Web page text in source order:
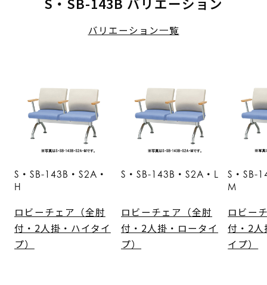
バリエーション一覧
S・SB-143B・S2A・
H
ロビーチェア（全肘
付・2人掛・ハイタイ
プ）
S・SB-143B・S2A・L
ロビーチェア（全肘
付・2人掛・ロータイ
プ）
S・SB-
M
ロビー
付・2人
イプ）